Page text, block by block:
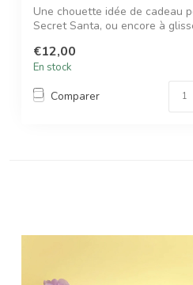
Une chouette idée de cadeau
Secret Santa, ou encore à
€12,00
En stock
Comparer